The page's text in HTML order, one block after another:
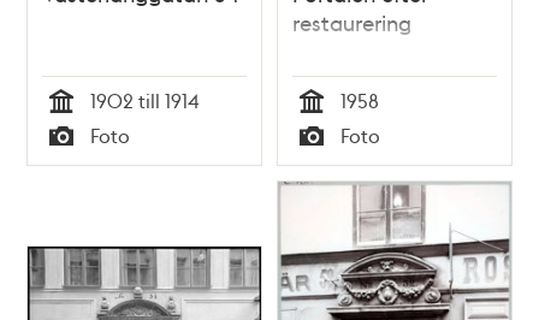
Tid
1902 till 1914
Typ
Foto
restaurering
Tid
1958
Typ
Foto